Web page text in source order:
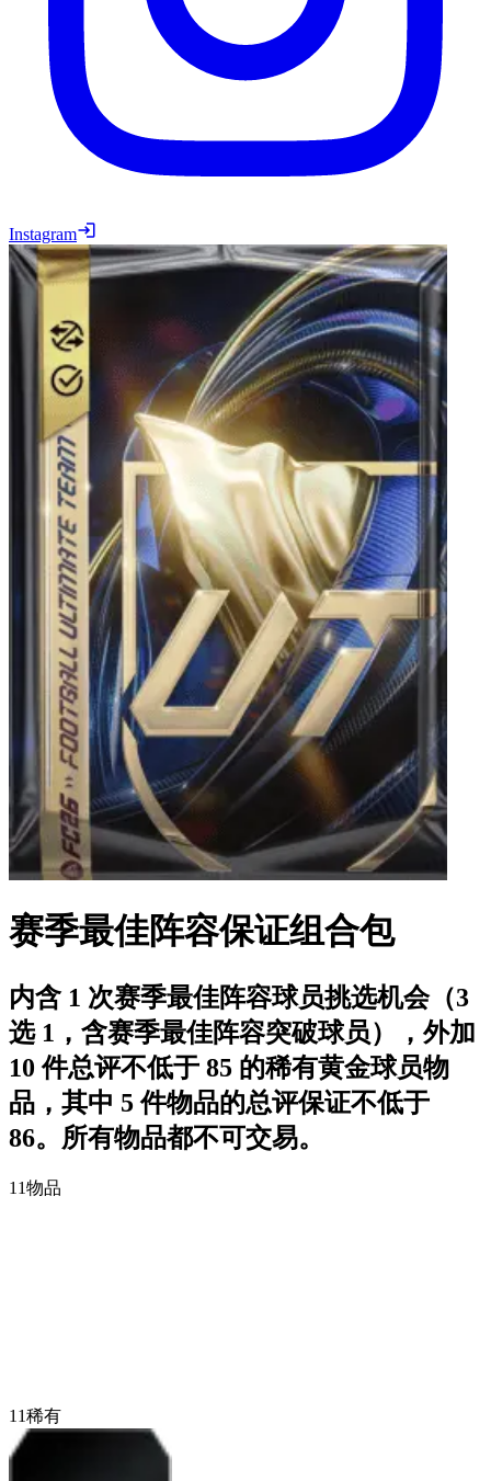
Instagram
赛季最佳阵容保证组合包
内含 1 次赛季最佳阵容球员挑选机会（3
选 1，含赛季最佳阵容突破球员），外加
10 件总评不低于 85 的稀有黄金球员物
品，其中 5 件物品的总评保证不低于
86。所有物品都不可交易。
11物品
11稀有